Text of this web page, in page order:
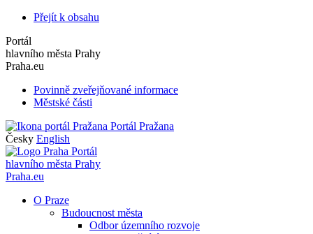
Přejít k obsahu
Portál
hlavního města Prahy
Praha.eu
Povinně zveřejňované informace
Městské části
Portál Pražana
Česky English
Portál
hlavního města Prahy
Praha.eu
O Praze
Budoucnost města
Odbor územního rozvoje